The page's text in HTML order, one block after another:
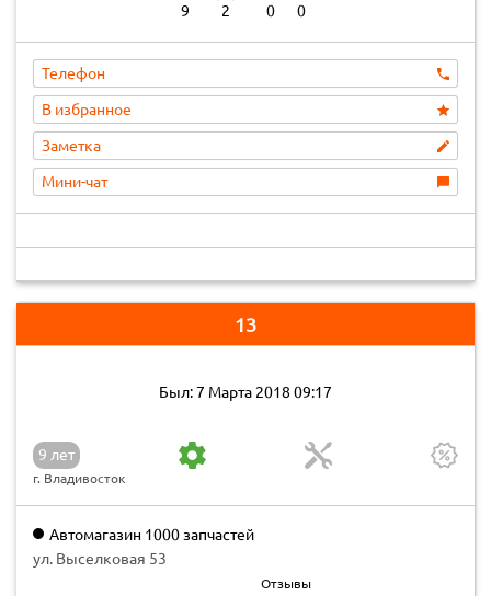
9 2 0 0
Телефон
В избранное
Заметка
Мини-чат
13
Был: 7 Марта 2018 09:17
9 лет
г. Владивосток
Автомагазин 1000 запчастей
ул. Выселковая 53
Отзывы